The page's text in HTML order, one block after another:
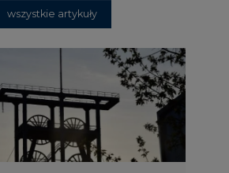
14:30
Śląsku będzie "życie
(raport)